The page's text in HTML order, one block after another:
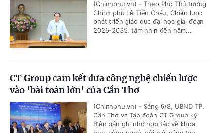
(Chinhphu.vn) - Theo Phó Thủ tướng
Chính phủ Lê Tiến Châu, Chiến lược
phát triển giáo dục đại học giai đoạn
2026-2035, tầm nhìn đến năm...
CT Group cam kết đưa công nghệ chiến lược
vào 'bài toán lớn' của Cần Thơ
(Chinhphu.vn) - Sáng 6/8, UBND TP.
Cần Thơ và Tập đoàn CT Group ký
Biên bản ghi nhớ hợp tác về khoa